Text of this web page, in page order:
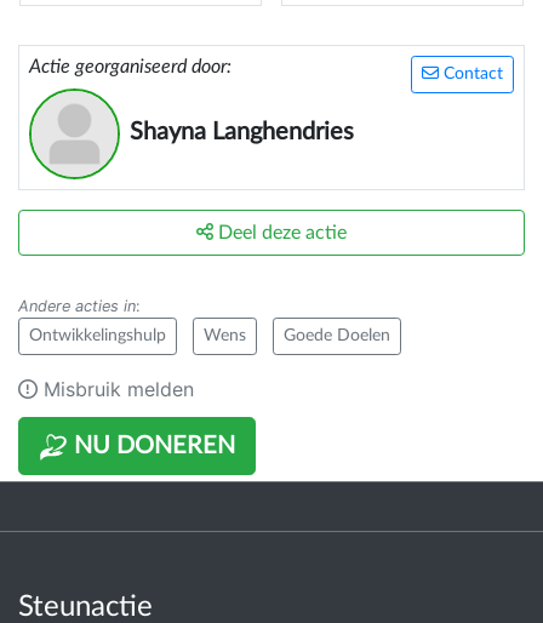
Contact
Actie georganiseerd door:
Shayna Langhendries
NU DONEREN
Deel deze actie
Andere acties in:
Ontwikkelingshulp Wens Goede Doelen
Misbruik melden
Steunactie